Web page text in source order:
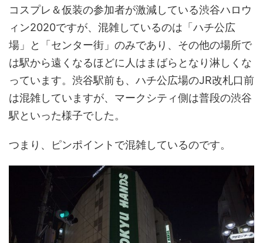
コスプレ＆仮装の参加者が激減している渋谷ハロウ
ィン2020ですが、混雑しているのは「ハチ公広
場」と「センター街」のみであり、その他の場所で
は駅から遠くなるほどに人はまばらとなり淋しくな
っています。渋谷駅前も、ハチ公広場のJR改札口前
は混雑していますが、マークシティ側は普段の渋谷
駅といった様子でした。
つまり、ピンポイントで混雑しているのです。